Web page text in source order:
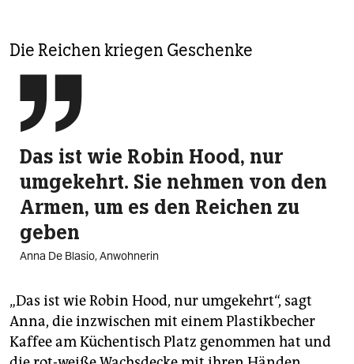
Die Reichen kriegen Geschenke

Das ist wie Robin Hood, nur
umgekehrt. Sie nehmen von den
Armen, um es den Reichen zu
geben
Anna De Blasio, Anwohnerin
„Das ist wie Robin Hood, nur umgekehrt“, sagt
Anna, die inzwischen mit einem Plastikbecher
Kaffee am Küchentisch Platz genommen hat und